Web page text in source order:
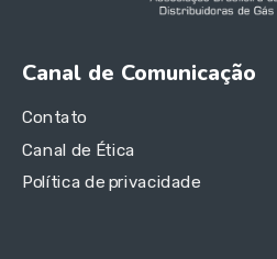
Canal de Comunicação
Contato
Canal de Ética
Política de privacidade